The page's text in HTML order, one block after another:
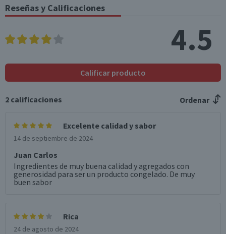
*Ingesta de referencia de un adulto promedio (8400 kj / 2000 kcal)
Reseñas y Calificaciones
4.5
Calificar producto
2 calificaciones Ordenar
Excelente calidad y sabor
14 de septiembre de 2024
Juan Carlos
Ingredientes de muy buena calidad y agregados con
generosidad para ser un producto congelado. De muy
buen sabor
Rica
24 de agosto de 2024